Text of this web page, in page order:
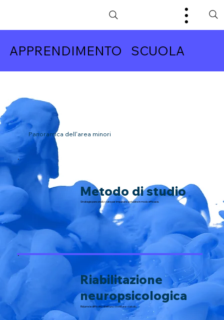
APPRENDIMENTO SCUOLA
Panoramica dell'area minori
Metodo di studio
Strategie personalizzate per imparare a studire in modo efficace.
Riabilitazione
neuropsicologica
Ridurre le difficoltà di lettura • scrittura • calcolo.